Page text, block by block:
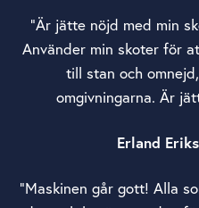
”Är jätte nöjd med min
Använder min skoter för
till stan och
omgivningarna. Är
Erland
”Maskinen går gott! Alla